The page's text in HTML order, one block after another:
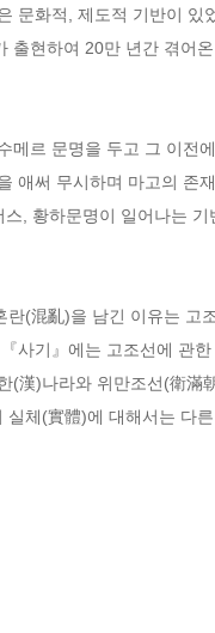
문화적, 제도적 기반이
출현하여 20만 년간 겪어
메르 문명을 두고 그 이전
애써 무시하며 마고의 존
, 황하문명이 일어나는
란(混亂)을 남긴 이유는
사기』에는 고조선에 관
(漢)나라와 위만조선(衛
체(實體)에 대해서는 다